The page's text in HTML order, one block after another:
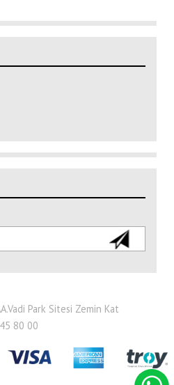
Park Sitesi Zemin Kat
80 00